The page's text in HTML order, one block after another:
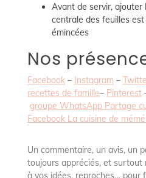
Avant de servir,
centrale des feuilles
émincées
Nos
Facebook– Instagram –
recettes de famille– Pinterest
groupe WhatsApp Partage
Facebook La cuisine de
Un commentaire, un avis, un
toujours appréciés, et surtout
à vos idées, reproches… pour